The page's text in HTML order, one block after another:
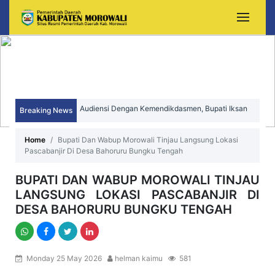
Breaking News Sekda Morowali Yusman Mahbub Hadiri Peringatan
HUT ke-15 Kecamatan Bungku Timur
Perjuangkan Peningkatan Mutu dan Pemerataan
Home
Bupati Dan Wabup Morowali Tinjau Langsung Lokasi
Pascabanjir Di Desa Bahoruru Bungku Tengah
BUPATI DAN WABUP MOROWALI TINJAU
LANGSUNG LOKASI PASCABANJIR DI
DESA BAHORURU BUNGKU TENGAH
Monday 25 May 2026 helman kaimu 581